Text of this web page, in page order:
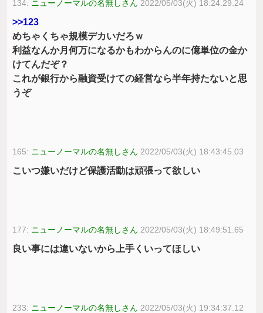
134: ニューノーマルの名無しさん 2022/05/03(火) 18:24:29.24
>>123
めちゃくちゃ規模デカいだろｗ
利益なんか月何万になるかもわからんのに億単位の金か
けてんだぞ？
これが銀行から融資受けての経営なら半年持たないと思
うぞ
165: ニューノーマルの名無しさん 2022/05/03(火) 18:43:45.03
こいつ嫌いだけど保護活動は頑張って欲しい
177: ニューノーマルの名無しさん 2022/05/03(火) 18:49:51.65
良い事には違いないから上手くいってほしい
233: ニューノーマルの名無しさん 2022/05/03(火) 19:34:37.12